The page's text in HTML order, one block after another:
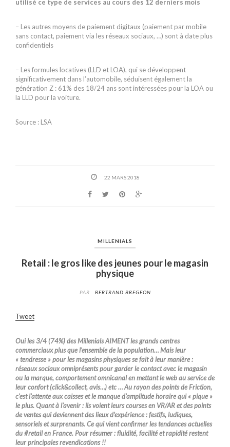
utilisé ce type de services au cours des 12 derniers mois
– Les autres moyens de paiement digitaux (paiement par mobile
sans contact, paiement via les réseaux sociaux, …) sont à date plus
confidentiels
– Les formules locatives (LLD et LOA), qui se développent
significativement dans l’automobile, séduisent également la
génération Z : 61% des 18/24 ans sont intéressées pour la LOA ou
la LLD pour la voiture.
Source : LSA
22 MARS 2018
MILLENIALS
Retail : le gros like des jeunes pour le magasin
physique
PAR BERTRAND BREGEON
Tweet
Oui les 3/4 (74%) des Millenials AIMENT les grands centres
commerciaux plus que l’ensemble de la population… Mais leur
« tendresse » pour les magasins physiques se fait à leur manière :
réseaux sociaux omniprésents pour garder le contact avec le magasin
ou la marque, comportement omnicanal en mettant le web au service de
leur confort (click&collect, avis…) etc … Au rayon des points de Friction,
c’est l’attente aux caisses et le manque d’amplitude horaire qui « pique »
le plus. Quant à l’avenir : ils voient leurs courses en VR/AR et des points
de ventes qui deviennent des lieux d’expérience : festifs, ludiques,
sensoriels et surprenants. Ce qui vient confirmer les tendances actuelles
du #retail en France. Pour résumer : fluidité, facilité et rapidité restent
leur principales revendications !!